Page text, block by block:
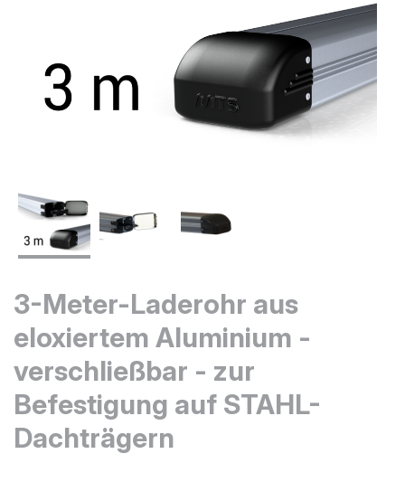
3-Meter-Laderohr aus
eloxiertem Aluminium -
verschließbar - zur
Befestigung auf STAHL-
Dachträgern